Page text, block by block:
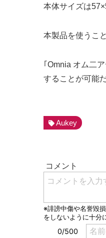
本体サイズは
本製品を使うこ
｢Omnia オム二
することが可能だ
Aukey